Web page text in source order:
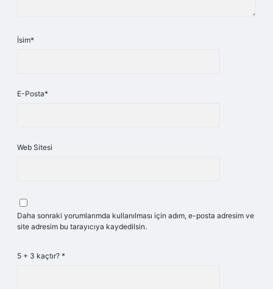
İsim*
E-Posta*
Web Sitesi
Daha sonraki yorumlarımda kullanılması için adım, e-posta adresim ve
site adresim bu tarayıcıya kaydedilsin.
5 + 3 kaçtır? *